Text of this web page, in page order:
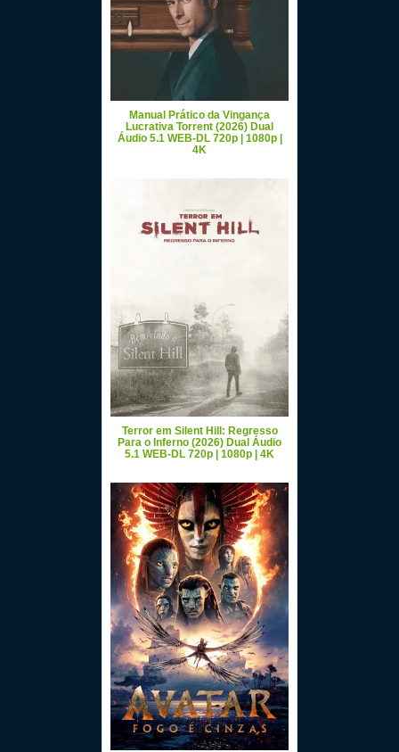
Manual Prático da Vingança
Lucrativa Torrent (2026) Dual
Áudio 5.1 WEB-DL 720p | 1080p |
4K
Terror em Silent Hill: Regresso
Para o Inferno (2026) Dual Áudio
5.1 WEB-DL 720p | 1080p | 4K